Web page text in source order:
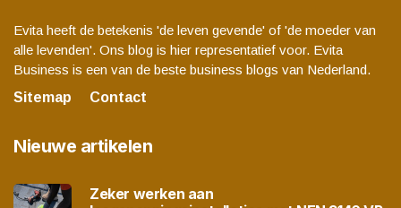
Evita heeft de betekenis 'de leven gevende' of 'de moeder van
alle levenden'. Ons blog is hier representatief voor. Evita
Business is een van de beste business blogs van Nederland.
Sitemap
Contact
Nieuwe artikelen
Zeker werken aan